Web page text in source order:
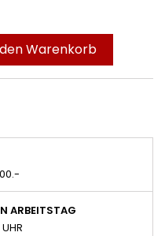
Warenkorb
ARBEITSTAG